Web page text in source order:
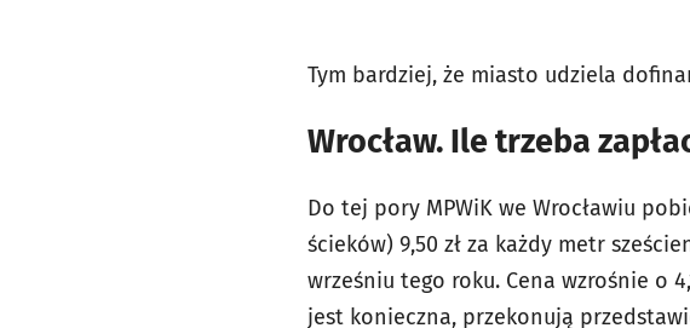
Tym bardziej, że miasto udziela
Wrocław. Ile trzeba
Do tej pory MPWiK we Wrocławiu
ścieków) 9,50 zł za każdy metr
wrześniu tego roku. Cena wzrośnie o
jest konieczna, przekonują